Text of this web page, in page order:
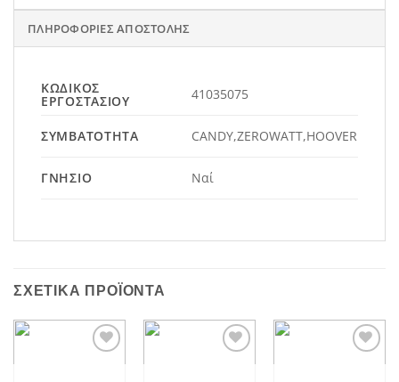
ΠΛΗΡΟΦΟΡΊΕΣ ΑΠΟΣΤΟΛΉΣ
ΚΩΔΙΚΌΣ
ΕΡΓΟΣΤΑΣΊΟΥ 41035075
ΣΥΜΒΑΤΌΤΗΤΑ CANDY,ZEROWATT,HOOVER
ΓΝΉΣΙΟ Ναί
ΣΧΕΤΙΚΆ ΠΡΟΪΌΝΤΑ